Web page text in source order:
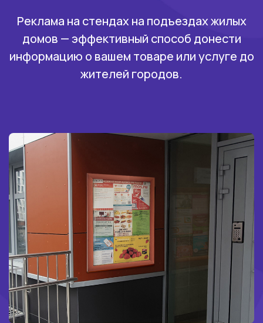
Реклама на стендах на подъездах жилых
домов — эффективный способ донести
информацию о вашем товаре или услуге до
жителей городов.